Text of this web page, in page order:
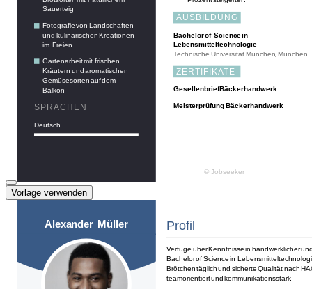
Vorlage verwenden